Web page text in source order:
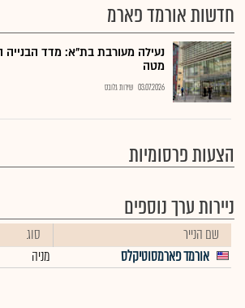
חדשות אורמד פארמ
נעילה מעורבת בת"א: מדד הבנייה
מטה
03.07.2026 שירות גלובס
הצעות פרסומיות
ניירות ערך נוספים
שם הנייר סוג
אורמד פארמסוטיקלס
מניה